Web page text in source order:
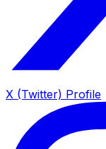
X (Twitter) Profile